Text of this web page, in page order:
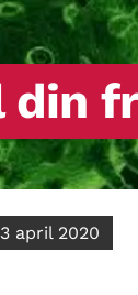
din
april 2020